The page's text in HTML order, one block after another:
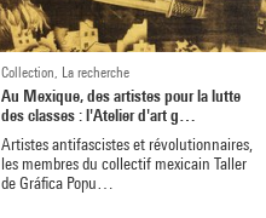
Collection, La recherche
Au Mexique, des artistes pour la lutte
des classes : l'Atelier d'art g…
Artistes antifascistes et révolutionnaires,
les membres du collectif mexicain Taller
de Gráfica Popu…